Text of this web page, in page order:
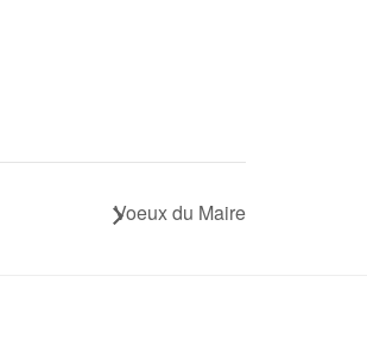
Voeux du Maire